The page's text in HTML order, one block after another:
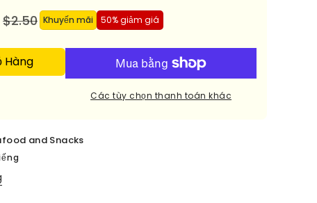
$2.50 Khuyến mãi 50% giảm giá
Hàng
Các tùy chọn thanh toán khác
and Snacks